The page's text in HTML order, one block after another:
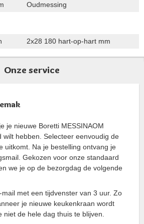
Oudmessing
2x28 180 hart-op-hart mm
Onze service
je nieuwe Boretti MESSINAOM
wilt hebben. Selecteer eenvoudig de
uitkomt. Na je bestelling ontvang je
Gekozen voor onze standaard
we je op de bezorgdag de volgende
met een tijdvenster van 3 uur. Zo
je nieuwe keukenkraan wordt
niet de hele dag thuis te blijven.